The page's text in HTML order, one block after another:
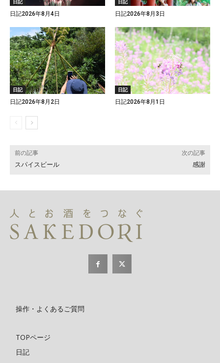
日記
日記2026年8月4日
日記
日記2026年8月3日
日記
日記2026年8月2日
日記
日記2026年8月1日
前の記事
スパイスビール
次の記事
感謝
操作・よくあるご質問
TOPページ
日記